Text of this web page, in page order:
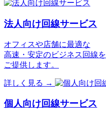
法人向け回線サービス
オフィスや店舗に最適な
高速・安定のビジネス回線を
ご提供します。
詳しく見る →
個人向け回線サービス